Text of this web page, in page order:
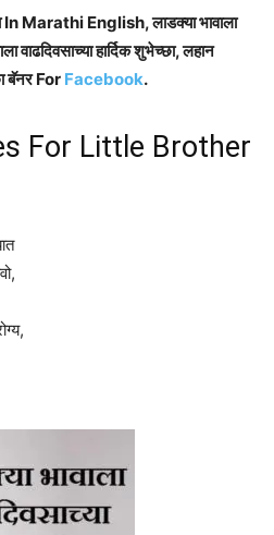
In Marathi English, लाडक्या भावाला
वाढदिवसाच्या हार्दिक शुभेच्छा, लहान
बॅनर For Facebook.
For Little Brother